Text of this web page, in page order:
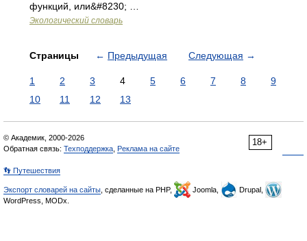
функций, или&#8230; …
Экологический словарь
Страницы ← Предыдущая Следующая →
1 2 3 4 5 6 7 8
9
10
11 12 13
18+
© Академик, 2000-2026
Обратная связь: Техподдержка Реклама на сайте
👣 Путешествия
Экспорт словарей на сайты , сделанные на PHP, Joomla,
Drupal,
WordPress, MODx.